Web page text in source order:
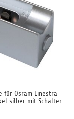
für Osram Linestra
silber mit Schalter